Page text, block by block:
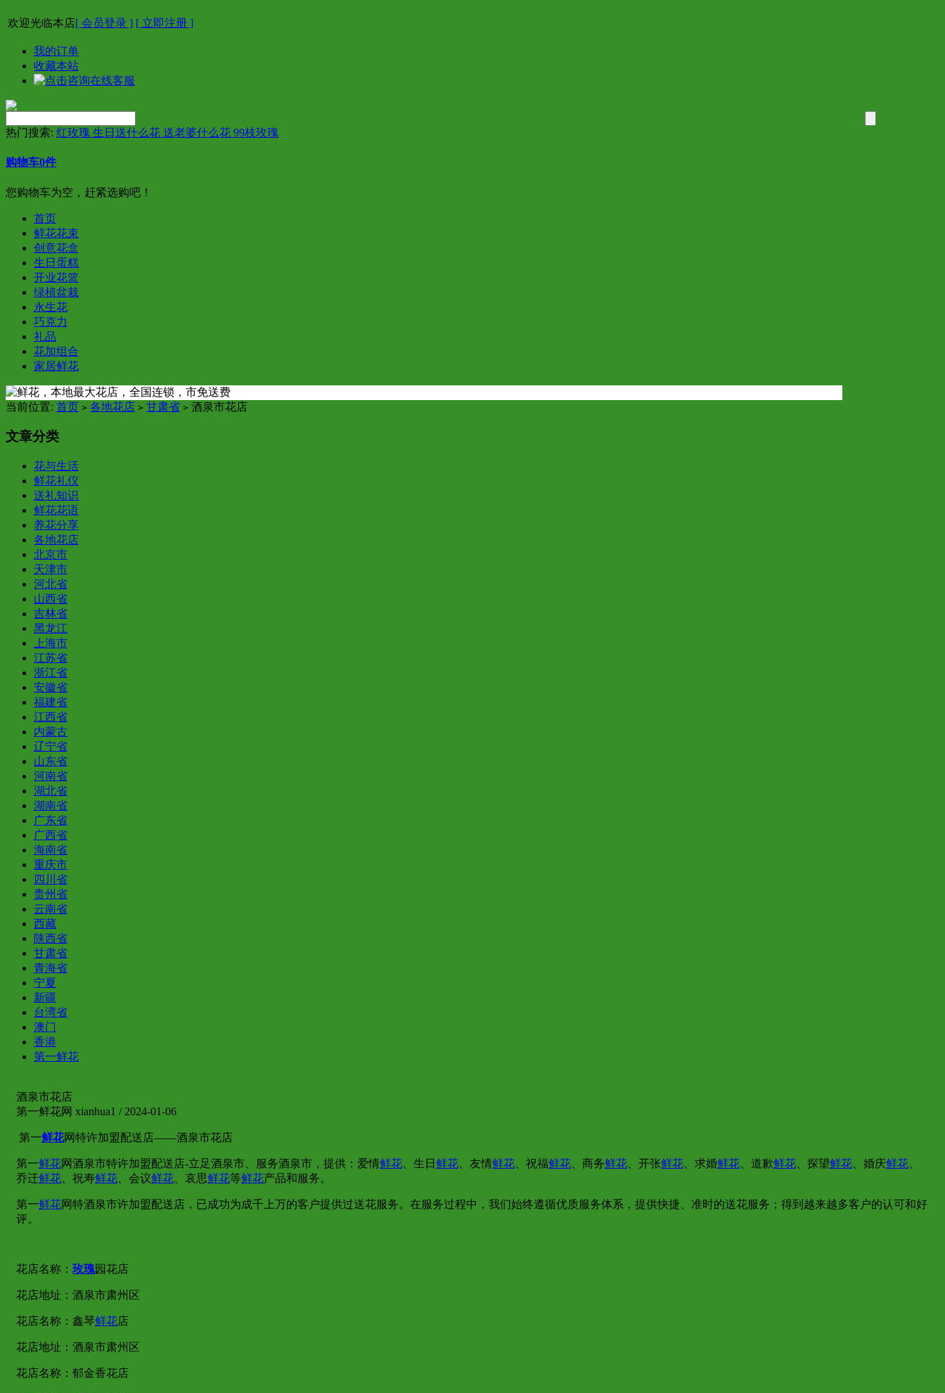
欢迎光临本店[ 会员登录 ] [ 立即注册 ]
我的订单
收藏本站
热门搜索: 红玫瑰 生日送什么花 送老婆什么花 99枝玫瑰
购物车0件
您购物车为空，赶紧选购吧！
首页
鲜花花束
创意花盒
生日蛋糕
开业花篮
绿植盆栽
永生花
巧克力
礼品
花加组合
家居鲜花
当前位置: 首页 > 各地花店 > 甘肃省 > 酒泉市花店
文章分类
花与生活
鲜花礼仪
送礼知识
鲜花花语
养花分享
各地花店
北京市
天津市
河北省
山西省
吉林省
黑龙江
上海市
江苏省
浙江省
安徽省
福建省
江西省
内蒙古
辽宁省
山东省
河南省
湖北省
湖南省
广东省
广西省
海南省
重庆市
四川省
贵州省
云南省
西藏
陕西省
甘肃省
青海省
宁夏
新疆
台湾省
澳门
香港
第一鲜花
酒泉市花店
第一鲜花网 xianhua1 / 2024-01-06
第一鲜花网特许加盟配送店——酒泉市花店
第一鲜花网酒泉市特许加盟配送店-立足酒泉市、服务酒泉市，提供：爱情鲜花 、生日 鲜花 、友情鲜花 、祝福鲜花 、商务鲜花 、开张鲜花 、求婚鲜花 、道歉鲜花 、探望鲜花 、婚庆鲜花
乔迁鲜花 、祝寿鲜花 、会议鲜花 、哀思鲜花等鲜花产品和服务。
第一鲜花网特酒泉市许加盟配送店，已成功为成千上万的客户提供过送花服务。在服务过程中，我们始终遵循优质服务体系，提供快捷、准时的送花服务；得到越来越多客户的认可和好
评。
花店名称： 玫瑰园花店
花店地址：酒泉市肃州区
花店名称：鑫琴鲜花店
花店地址：酒泉市肃州区
花店名称：郁金香花店